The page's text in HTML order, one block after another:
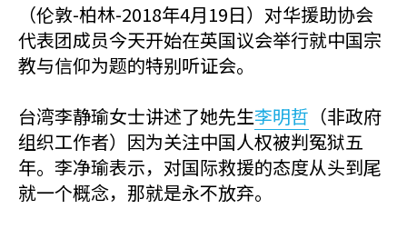
（伦敦-柏林-2018年4月19日）对华援助协会
代表团成员今天开始在英国议会举行就中国宗
教与信仰为题的特别听证会。
台湾李静瑜女士讲述了她先生李明哲 （非政府
组织工作者）因为关注中国人权被判冤狱五
年。李净瑜表示，对国际救援的态度从头到尾
就一个概念，那就是永不放弃。